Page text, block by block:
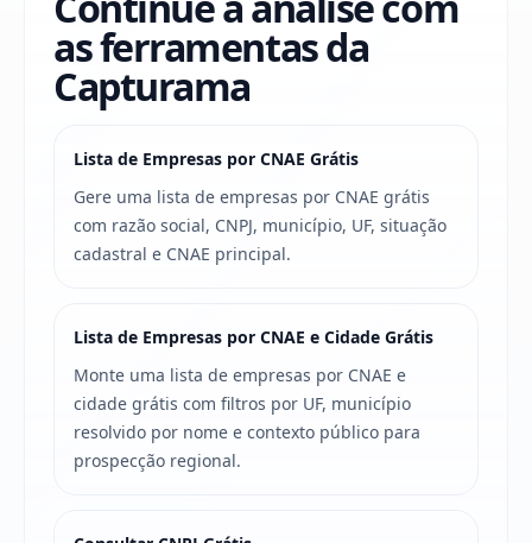
as ferramentas da
Capturama
Lista de Empresas por CNAE Grátis
Gere uma lista de empresas por CNAE grátis
com razão social, CNPJ, município, UF, situação
cadastral e CNAE principal.
Lista de Empresas por CNAE e Cidade Grátis
Monte uma lista de empresas por CNAE e
cidade grátis com filtros por UF, município
resolvido por nome e contexto público para
prospecção regional.